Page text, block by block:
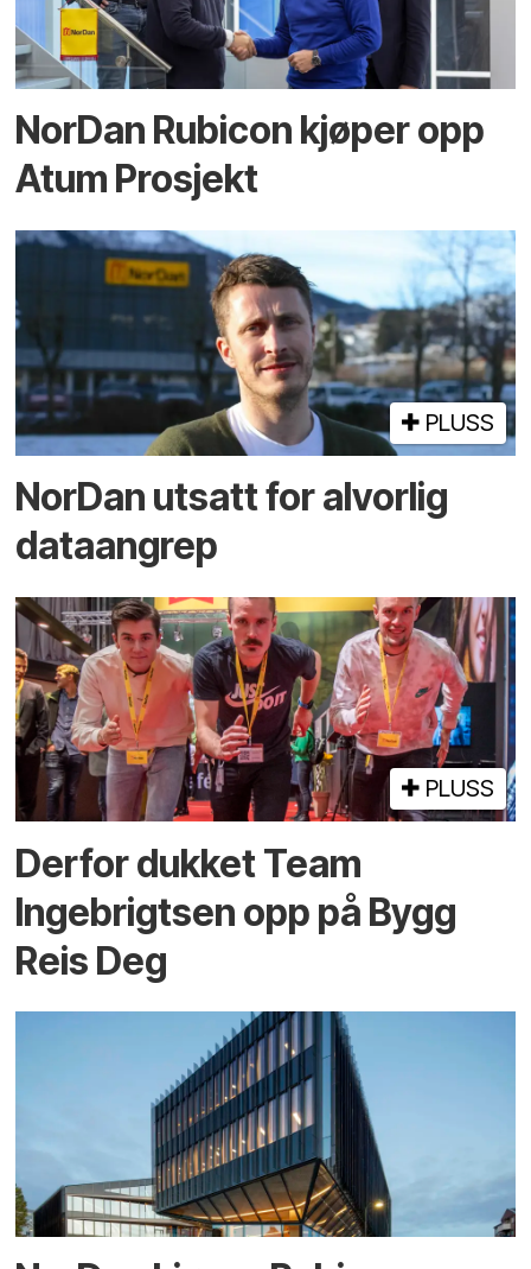
NorDan Rubicon kjøper opp
Atum Prosjekt
PLUSS
NorDan utsatt for alvorlig
dataangrep
PLUSS
Derfor dukket Team
Ingebrigtsen opp på Bygg
Reis Deg